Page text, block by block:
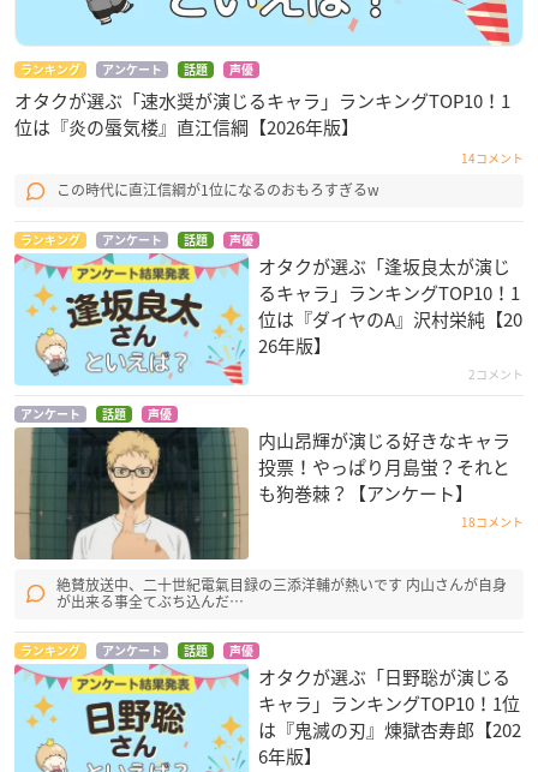
ランキング アンケート 話題 声優
オタクが選ぶ「速水奨が演じるキャラ」ランキングTOP10！1
位は『炎の蜃気楼』直江信綱【2026年版】
14コメント
この時代に直江信綱が1位になるのおもろすぎるw
ランキング アンケート 話題 声優
オタクが選ぶ「逢坂良太が演じ
るキャラ」ランキングTOP10！1
位は『ダイヤのA』沢村栄純【20
26年版】
2コメント
アンケート 話題 声優
内山昂輝が演じる好きなキャラ
投票！やっぱり月島蛍？それと
も狗巻棘？【アンケート】
18コメント
絶賛放送中、二十世紀電氣目録の三添洋輔が熱いです 内山さんが自身
が出来る事全てぶち込んだ…
ランキング アンケート 話題 声優
オタクが選ぶ「日野聡が演じる
キャラ」ランキングTOP10！1位
は『鬼滅の刃』煉󠄁獄杏寿郎【202
6年版】